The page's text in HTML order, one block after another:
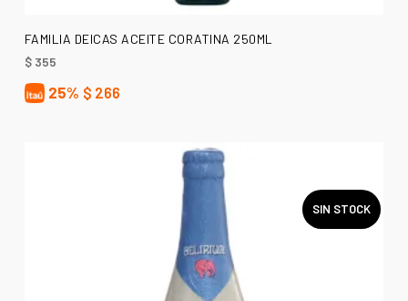
AÑADIR AL CARRITO
FAMILIA DEICAS ACEITE CORATINA 250ML
$355
25% $ 266
SIN STOCK